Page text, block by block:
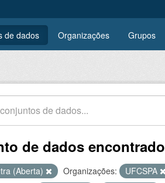
de dados Organizações Grupos
de dados encontrado
(Aberta) Organizações: UFCSPA